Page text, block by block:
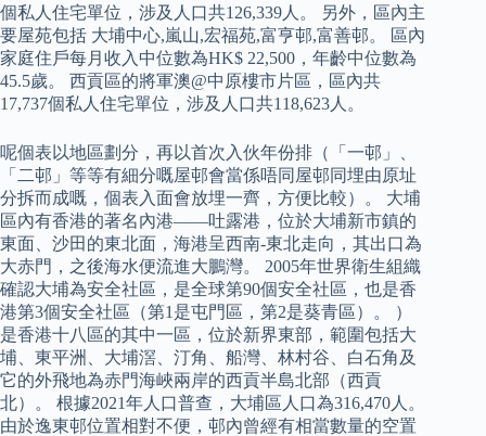
個私人住宅單位，涉及人口共126,339人。 另外，區內主
要屋苑包括 大埔中心,嵐山,宏福苑,富亨邨,富善邨。 區內
家庭住戶每月收入中位數為HK$ 22,500，年齡中位數為
45.5歲。 西貢區的將軍澳@中原樓市片區，區內共
17,737個私人住宅單位，涉及人口共118,623人。
呢個表以地區劃分，再以首次入伙年份排（「一邨」、
「二邨」等等有細分嘅屋邨會當係唔同屋邨同埋由原址
分拆而成嘅，個表入面會放埋一齊，方便比較）。 大埔
區內有香港的著名內港——吐露港，位於大埔新市鎮的
東面、沙田的東北面，海港呈西南-東北走向，其出口為
大赤門，之後海水便流進大鵬灣。 2005年世界衛生組織
確認大埔為安全社區，是全球第90個安全社區，也是香
港第3個安全社區（第1是屯門區，第2是葵青區）。 ）
是香港十八區的其中一區，位於新界東部，範圍包括大
埔、東平洲、大埔滘、汀角、船灣、林村谷、白石角及
它的外飛地為赤門海峽兩岸的西貢半島北部（西貢
北）。 根據2021年人口普查，大埔區人口為316,470人。
由於逸東邨位置相對不便，邨內曾經有相當數量的空置